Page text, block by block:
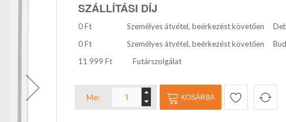
SZÁLLÍTÁSI DÍJ
0 Ft Személyes átvétel, beérkezést követően
0 Ft
Személyes átvétel, beérkezést követően
11 999 Ft
Futárszolgálat
Me: KOSÁRBA